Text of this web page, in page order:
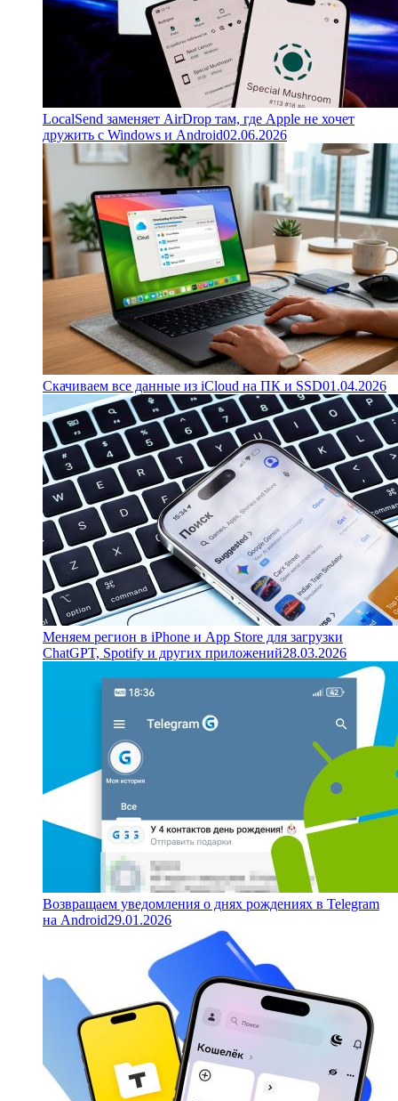
LocalSend заменяет AirDrop там, где Apple не хочет
дружить с Windows и Android02.06.2026
Скачиваем все данные из iCloud на ПК и SSD01.04.2026
Меняем регион в iPhone и App Store для загрузки
ChatGPT, Spotify и других приложений28.03.2026
Возвращаем уведомления о днях рождениях в Telegram
на Android29.01.2026